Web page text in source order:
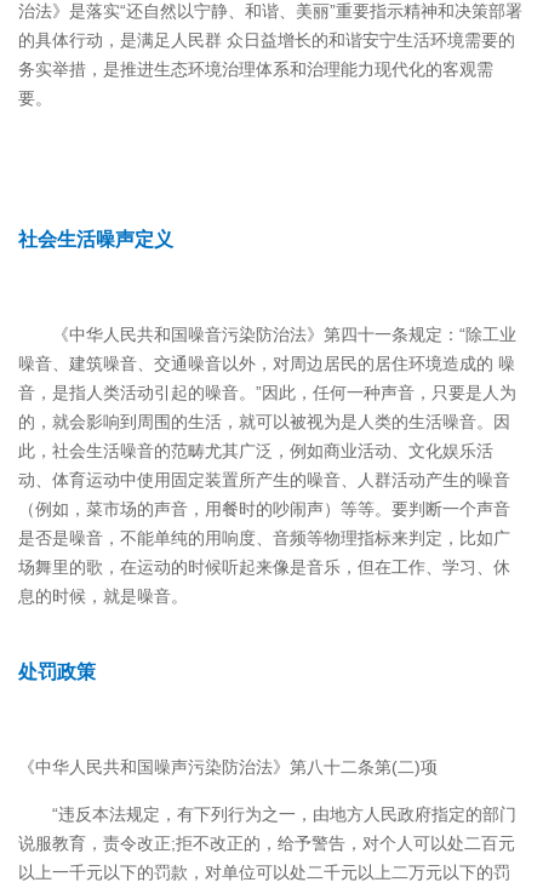
治法》是落实“还自然以宁静、和谐、美丽”重要指示精神和决策部署
的具体行动，是满足人民群 众日益增长的和谐安宁生活环境需要的
务实举措，是推进生态环境治理体系和治理能力现代化的客观需
要。
社会生活噪声定义
《中华人民共和国噪音污染防治法》第四十一条规定：“除工业
噪音、建筑噪音、交通噪音以外，对周边居民的居住环境造成的 噪
音，是指人类活动引起的噪音。”因此，任何一种声音，只要是人为
的，就会影响到周围的生活，就可以被视为是人类的生活噪音。因
此，社会生活噪音的范畴尤其广泛，例如商业活动、文化娱乐活
动、体育运动中使用固定装置所产生的噪音、人群活动产生的噪音
（例如，菜市场的声音，用餐时的吵闹声）等等。要判断一个声音
是否是噪音，不能单纯的用响度、音频等物理指标来判定，比如广
场舞里的歌，在运动的时候听起来像是音乐，但在工作、学习、休
息的时候，就是噪音。
处罚政策
《中华人民共和国噪声污染防治法》第八十二条第(二)项
“违反本法规定，有下列行为之一，由地方人民政府指定的部门
说服教育，责令改正;拒不改正的，给予警告，对个人可以处二百元
以上一千元以下的罚款，对单位可以处二千元以上二万元以下的罚